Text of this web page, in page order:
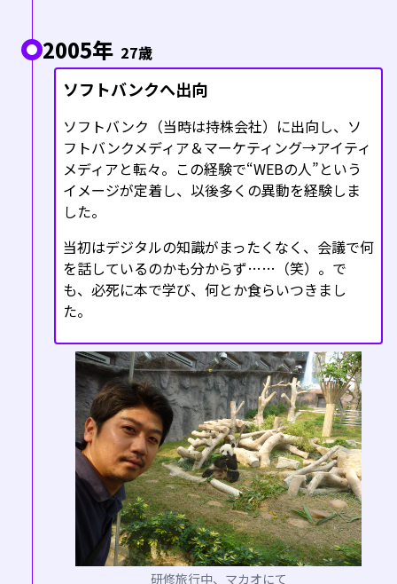
2005年 27歳
ソフトバンクへ出向
ソフトバンク（当時は持株会社）に出向し、ソ
フトバンクメディア＆マーケティング→アイティ
メディアと転々。この経験で“WEBの人”という
イメージが定着し、以後多くの異動を経験しま
した。
当初はデジタルの知識がまったくなく、会議で何
を話しているのかも分からず……（笑）。で
も、必死に本で学び、何とか食らいつきまし
た。
研修旅行中、マカオにて